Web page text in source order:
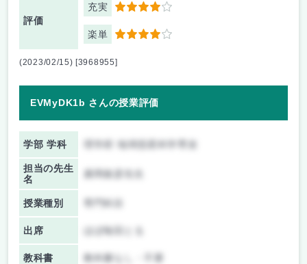
評価
充実 4
楽単 4
(2023/02/15) [3968955]
EVMyDK1b さんの授業評価
学部 学科
担当の先生
名
廣岡俊彦先生
授業種別
出席 ほぼ毎回とる
教科書 教科書なし・不要